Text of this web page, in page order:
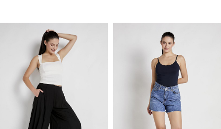
BEDEN SEÇ BEDEN SEÇ